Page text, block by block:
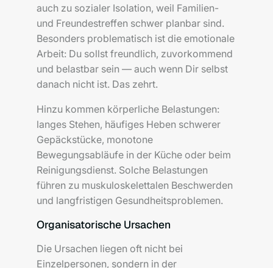
auch zu sozialer Isolation, weil Familien-
und Freundestreffen schwer planbar sind.
Besonders problematisch ist die emotionale
Arbeit: Du sollst freundlich, zuvorkommend
und belastbar sein — auch wenn Dir selbst
danach nicht ist. Das zehrt.
Hinzu kommen körperliche Belastungen:
langes Stehen, häufiges Heben schwerer
Gepäckstücke, monotone
Bewegungsabläufe in der Küche oder beim
Reinigungsdienst. Solche Belastungen
führen zu muskuloskelettalen Beschwerden
und langfristigen Gesundheitsproblemen.
Organisatorische Ursachen
Die Ursachen liegen oft nicht bei
Einzelpersonen, sondern in der